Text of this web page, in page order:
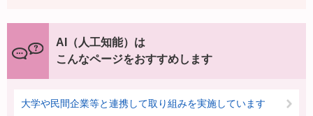
AI（人工知能）は
こんなページをおすすめします
大学や民間企業等と連携して取り組みを実施しています